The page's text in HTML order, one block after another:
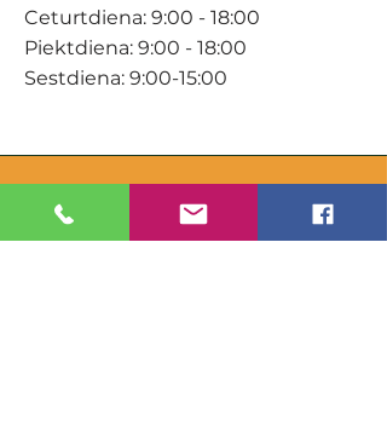
Ceturtdiena: 9:00 - 18:00
Piektdiena: 9:00 - 18:00
Sestdiena: 9:00-15:00
KONTAKTI